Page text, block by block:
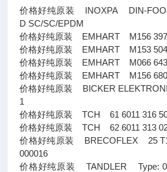
价格好纯原装 INOXPA DIN-
D SC/SC/EPDM
价格好纯原装 EMHART
价格好纯原装 EMHART
价格好纯原装 EMHART
价格好纯原装 EMHART
价格好纯原装 BICKER
1
价格好纯原装 TCH 61 6011
价格好纯原装 TCH 62 6011
价格好纯原装 BRECOFLEX 25
000016
价格好纯原装 TANDLER Type: